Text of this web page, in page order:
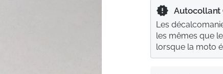
Autocollant
Les
les mêmes que
lorsque la moto